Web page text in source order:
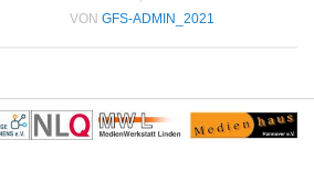
VON GFS-ADMIN_2021